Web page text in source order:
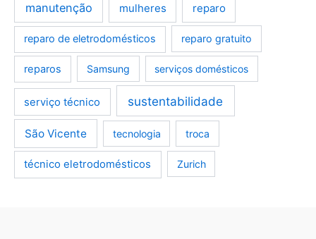
manutenção mulheres reparo
reparo de eletrodomésticos reparo gratuito
reparos Samsung serviços domésticos
serviço técnico sustentabilidade
São Vicente tecnologia troca
técnico eletrodomésticos Zurich